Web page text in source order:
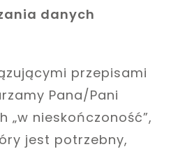
danych
przepisami
Pana/Pani
„w nieskończoność”,
jest potrzebny,